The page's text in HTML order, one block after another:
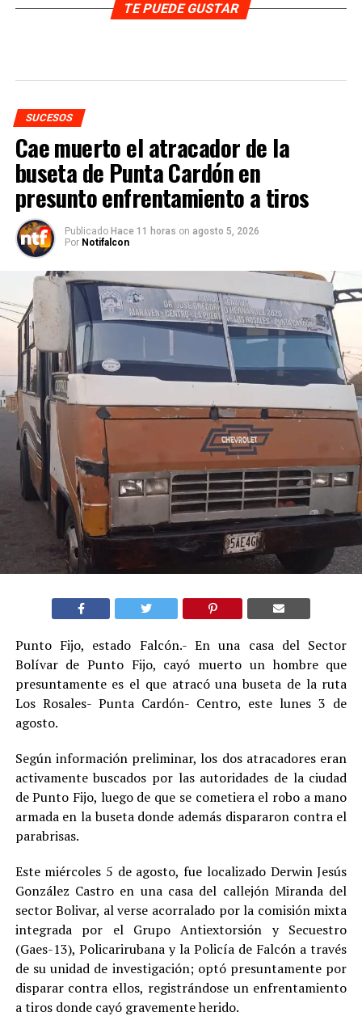
TE PUEDE GUSTAR
SUCESOS
Cae muerto el atracador de la
buseta de Punta Cardón en
presunto enfrentamiento a tiros
Publicado Hace 11 horas on agosto 5, 2026
Por Notifalcon
Punto Fijo, estado Falcón.- En una casa del Sector
Bolívar de Punto Fijo, cayó muerto un hombre que
presuntamente es el que atracó una buseta de la ruta
Los Rosales- Punta Cardón- Centro, este lunes 3 de
agosto.
Según información preliminar, los dos atracadores eran
activamente buscados por las autoridades de la ciudad
de Punto Fijo, luego de que se cometiera el robo a mano
armada en la buseta donde además dispararon contra el
parabrisas.
Este miércoles 5 de agosto, fue localizado Derwin Jesús
González Castro en una casa del callejón Miranda del
sector Bolivar, al verse acorralado por la comisión mixta
integrada por el Grupo Antiextorsión y Secuestro
(Gaes-13), Policarirubana y la Policía de Falcón a través
de su unidad de investigación; optó presuntamente por
disparar contra ellos, registrándose un enfrentamiento
a tiros donde cayó gravemente herido.